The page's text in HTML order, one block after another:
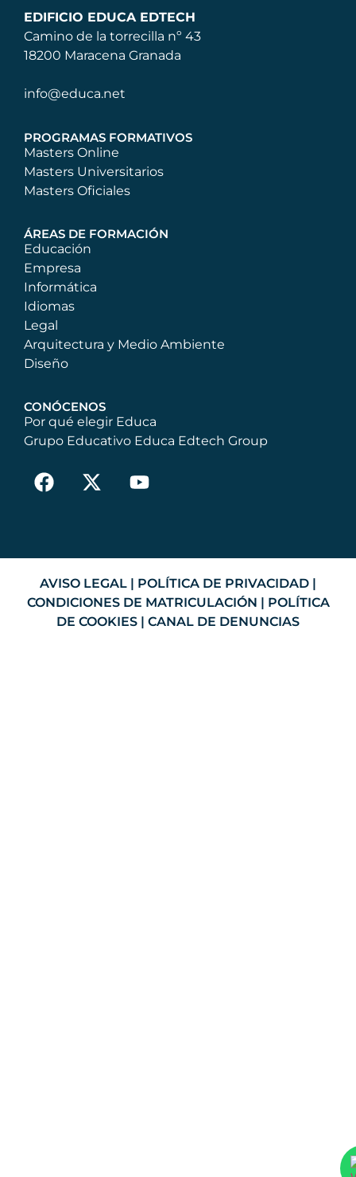
EDIFICIO EDUCA EDTECH
Camino de la torrecilla nº 43
18200 Maracena Granada
info@educa.net
PROGRAMAS FORMATIVOS
Masters Online
Masters Universitarios
Masters Oficiales
ÁREAS DE FORMACIÓN
Educación
Empresa
Informática
Idiomas
Legal
Arquitectura y Medio Ambiente
Diseño
CONÓCENOS
Por qué elegir Educa
Grupo Educativo Educa Edtech Group
AVISO LEGAL | POLÍTICA DE PRIVACIDAD |
CONDICIONES DE MATRICULACIÓN | POLÍTICA
DE COOKIES | CANAL DE DENUNCIAS